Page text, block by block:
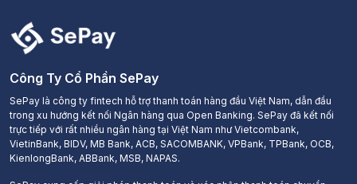
Công Ty Cổ Phần SePay
SePay là công ty fintech hỗ trợ thanh toán hàng đầu Việt Nam, dẫn đầu
trong xu hướng kết nối Ngân hàng qua Open Banking. SePay đã kết nối
trực tiếp với rất nhiều ngân hàng tại Việt Nam như Vietcombank,
VietinBank, BIDV, MB Bank, ACB, SACOMBANK, VPBank, TPBank, OCB,
KienlongBank, ABBank, MSB, NAPAS.